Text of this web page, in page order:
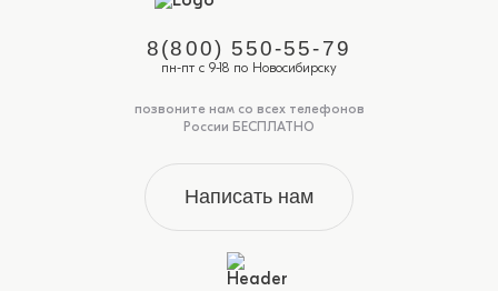
8(800) 550-55-79
пн-пт с 9-18 по Новосибирску
позвоните нам со всех телефонов
России БЕСПЛАТНО
Написать нам